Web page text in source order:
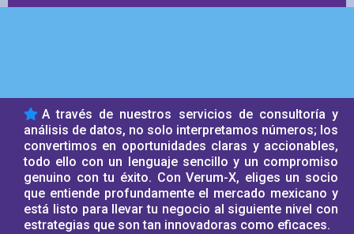
A través de nuestros servicios de consultoría y
análisis de datos, no solo interpretamos números; los
convertimos en oportunidades claras y accionables,
todo ello con un lenguaje sencillo y un compromiso
genuino con tu éxito. Con Verum-X, eliges un socio
que entiende profundamente el mercado mexicano y
está listo para llevar tu negocio al siguiente nivel con
estrategias que son tan innovadoras como eficaces.